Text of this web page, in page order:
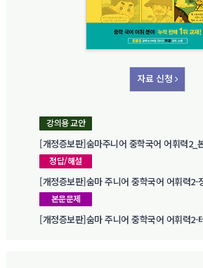
자료 신청
강의용 교안
[개정증보판]숨마주니어 중학국어 어휘력
정답/해설
[개정증보판]숨마 주니어 중학국어 어휘력
본문문제
[개정증보판]숨마 주니어 중학국어 어휘력